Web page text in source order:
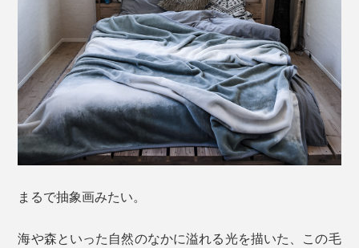
まるで抽象画みたい。
海や森といった自然のなかに溢れる光を描いた、この毛